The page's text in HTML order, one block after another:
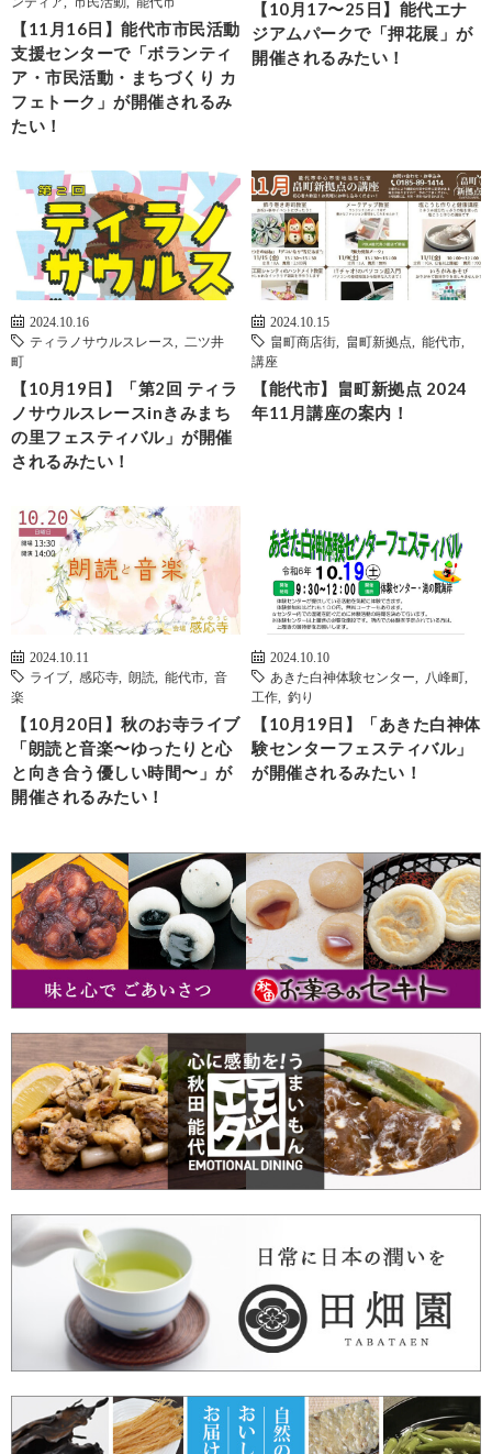
【11月16日】能代市市民活動
支援センターで「ボランティ
ア・市民活動・まちづくり カ
フェトーク」が開催されるみ
たい！
【10月17〜25日】能代エナ
ジアムパークで「押花展」が
開催されるみたい！
2024.10.16
ティラノサウルスレース
二ツ井
町
【10月19日】「第2回 ティラ
ノサウルスレースinきみまち
の里フェスティバル」が開催
されるみたい！
2024.10.15
畠町商店街
畠町新拠点 能代市
講座
【能代市】畠町新拠点 2024
年11月講座の案内！
2024.10.11
ライブ
感応寺 朗読 能代市
音
楽
【10月20日】秋のお寺ライブ
「朗読と音楽〜ゆったりと心
と向き合う優しい時間〜」が
開催されるみたい！
2024.10.10
あきた白神体験センター
八峰町
工作
釣り
【10月19日】「あきた白神体
験センターフェスティバル」
が開催されるみたい！